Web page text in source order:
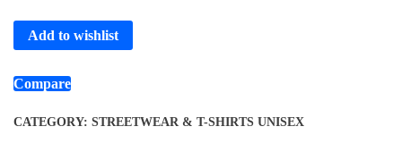
Add to wishlist
Compare
CATEGORY: STREETWEAR & T-SHIRTS UNISEX